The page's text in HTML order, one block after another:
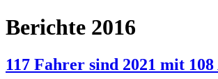
Berichte 2016
117 Fahrer sind 2021 mit